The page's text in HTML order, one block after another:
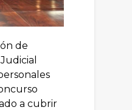
de
a cubrir